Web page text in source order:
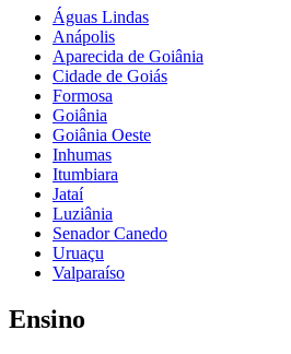
Águas Lindas
Anápolis
Aparecida de Goiânia
Cidade de Goiás
Formosa
Goiânia
Goiânia Oeste
Inhumas
Itumbiara
Jataí
Luziânia
Senador Canedo
Uruaçu
Valparaíso
Ensino